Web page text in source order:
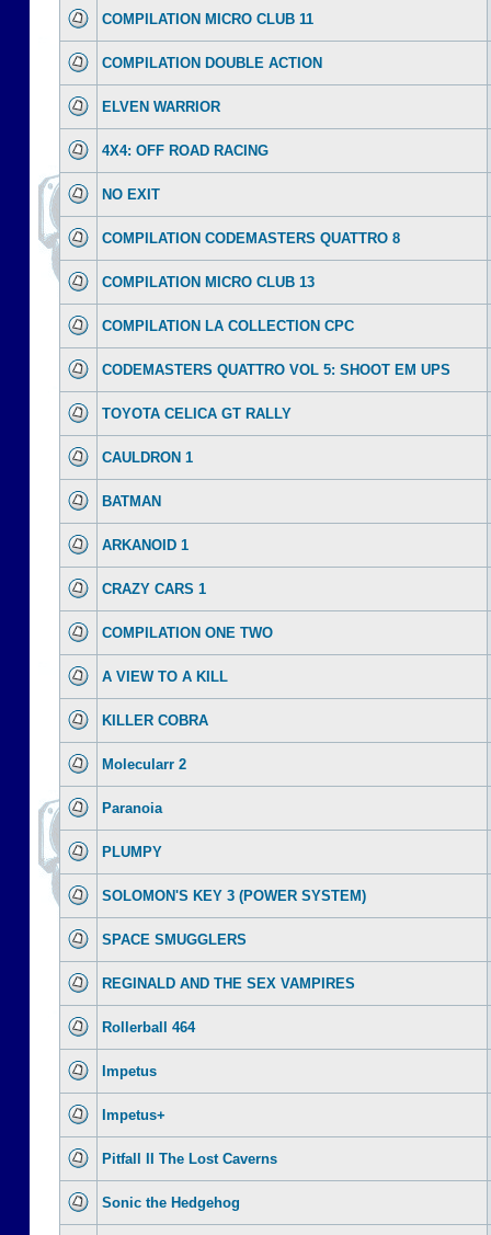
COMPILATION MICRO CLUB 11
COMPILATION DOUBLE ACTION
ELVEN WARRIOR
4X4: OFF ROAD RACING
NO EXIT
COMPILATION CODEMASTERS QUATTRO 8
COMPILATION MICRO CLUB 13
COMPILATION LA COLLECTION CPC
CODEMASTERS QUATTRO VOL 5: SHOOT EM UPS
TOYOTA CELICA GT RALLY
CAULDRON 1
BATMAN
ARKANOID 1
CRAZY CARS 1
COMPILATION ONE TWO
A VIEW TO A KILL
KILLER COBRA
Molecularr 2
Paranoia
PLUMPY
SOLOMON'S KEY 3 (POWER SYSTEM)
SPACE SMUGGLERS
REGINALD AND THE SEX VAMPIRES
Rollerball 464
Impetus
Impetus+
Pitfall II The Lost Caverns
Sonic the Hedgehog